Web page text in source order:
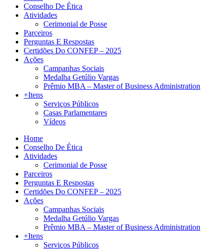
Conselho De Ética
Atividades
Cerimonial de Posse
Parceiros
Perguntas E Respostas
Certidões Do CONFEP – 2025
Ações
Campanhas Sociais
Medalha Getúlio Vargas
Prêmio MBA – Master of Business Administration
+Itens
Serviços Públicos
Casas Parlamentares
Vídeos
Home
Conselho De Ética
Atividades
Cerimonial de Posse
Parceiros
Perguntas E Respostas
Certidões Do CONFEP – 2025
Ações
Campanhas Sociais
Medalha Getúlio Vargas
Prêmio MBA – Master of Business Administration
+Itens
Serviços Públicos